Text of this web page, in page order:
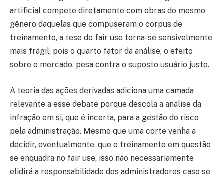
artificial compete diretamente com obras do mesmo
gênero daquelas que compuseram o corpus de
treinamento, a tese do fair use torna-se sensivelmente
mais frágil, pois o quarto fator da análise, o efeito
sobre o mercado, pesa contra o suposto usuário justo.
A teoria das ações derivadas adiciona uma camada
relevante a esse debate porque descola a análise da
infração em si, que é incerta, para a gestão do risco
pela administração. Mesmo que uma corte venha a
decidir, eventualmente, que o treinamento em questão
se enquadra no fair use, isso não necessariamente
elidirá a responsabilidade dos administradores caso se